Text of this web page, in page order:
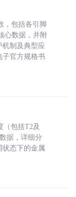
，包括各引脚
心数据，并附
机制及典型应
子官方规格书
（包括T2及
据，详细分
状态下的金属